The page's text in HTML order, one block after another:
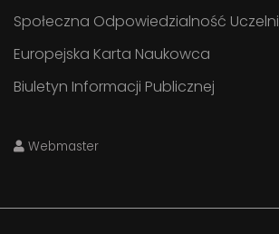
Społeczna Odpowiedzialność Uczelni
Europejska Karta Naukowca
Biuletyn Informacji Publicznej
Webmaster